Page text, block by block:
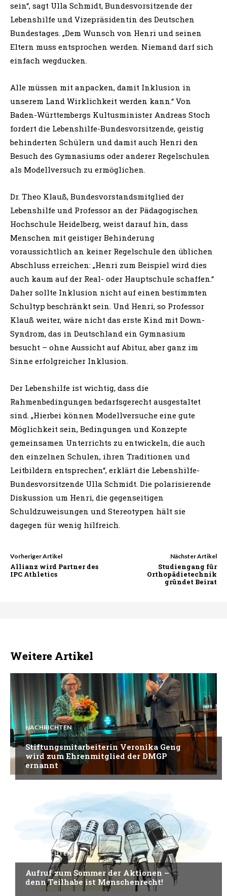
sein“, sagt Ulla Schmidt, Bundesvorsitzende der
Lebenshilfe und Vizepräsidentin des Deutschen
Bundestages. „Dem Wunsch von Henri und seinen
Eltern muss entsprochen werden. Niemand darf sich
einfach wegducken.
Alle müssen mit anpacken, damit Inklusion in
unserem Land Wirklichkeit werden kann.“ Von
Baden-Württembergs Kultusminister Andreas Stoch
fordert die Lebenshilfe-Bundesvorsitzende, geistig
behinderten Schülern und damit auch Henri den
Besuch des Gymnasiums oder anderer Regelschulen
als Modellversuch zu ermöglichen.
Dr. Theo Klauß, Bundesvorstandsmitglied der
Lebenshilfe und Professor an der Pädagogischen
Hochschule Heidelberg, weist darauf hin, dass
Menschen mit geistiger Behinderung
voraussichtlich an keiner Regelschule den üblichen
Abschluss erreichen: „Henri zum Beispiel wird dies
auch kaum auf der Real- oder Hauptschule schaffen.“
Daher sollte Inklusion nicht auf einen bestimmten
Schultyp beschränkt sein. Und Henri, so Professor
Klauß weiter, wäre nicht das erste Kind mit Down-
Syndrom, das in Deutschland ein Gymnasium
besucht – ohne Aussicht auf Abitur, aber ganz im
Sinne erfolgreicher Inklusion.
Der Lebenshilfe ist wichtig, dass die
Rahmenbedingungen bedarfsgerecht ausgestaltet
sind. „Hierbei können Modellversuche eine gute
Möglichkeit sein, Bedingungen und Konzepte
gemeinsamen Unterrichts zu entwickeln, die auch
den einzelnen Schulen, ihren Traditionen und
Leitbildern entsprechen“, erklärt die Lebenshilfe-
Bundesvorsitzende Ulla Schmidt. Die polarisierende
Diskussion um Henri, die gegenseitigen
Schuldzuweisungen und Stereotypen hält sie
dagegen für wenig hilfreich.
Vorheriger Artikel
Allianz wird Partner des
IPC Athletics
Nächster Artikel
Studiengang für
Orthopädietechnik
gründet Beirat
Weitere Artikel
NACHRICHTEN
Stiftungsmitarbeiterin Veronika Geng
wird zum Ehrenmitglied der DMGP
ernannt
NACHRICHTEN
Aufruf zum Sommer der Aktionen –
denn Teilhabe ist Menschenrecht!